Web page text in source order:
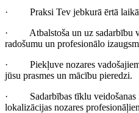
· Praksi Tev jebkurā ērtā
· Atbalstoša un uz sadarbību
radošumu un profesionālo
· Piekļuve nozares vadošajiem
jūsu prasmes un mācību pieredzi.
· Sadarbības tīklu veidošanas
lokalizācijas nozares